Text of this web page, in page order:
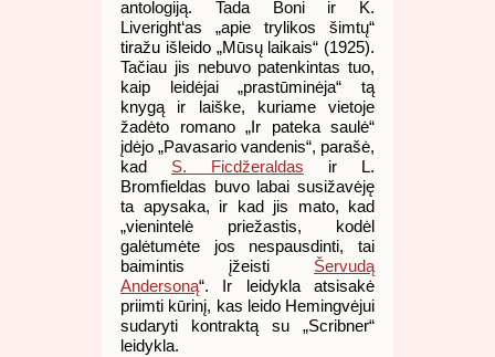
antologiją. Tada Boni ir K.
Liveright‘as „apie trylikos šimtų“
tiražu išleido „Mūsų laikais“ (1925).
Tačiau jis nebuvo patenkintas tuo,
kaip leidėjai „prastūminėja“ tą
knygą ir laiške, kuriame vietoje
žadėto romano „Ir pateka saulė“
įdėjo „Pavasario vandenis“, parašė,
kad S. Ficdžeraldas ir L.
Bromfieldas buvo labai susižavėję
ta apysaka, ir kad jis mato, kad
„vienintelė priežastis, kodėl
galėtumėte jos nespausdinti, tai
baimintis įžeisti Šervudą
Andersoną“. Ir leidykla atsisakė
priimti kūrinį, kas leido Hemingvėjui
sudaryti kontraktą su „Scribner“
leidykla.